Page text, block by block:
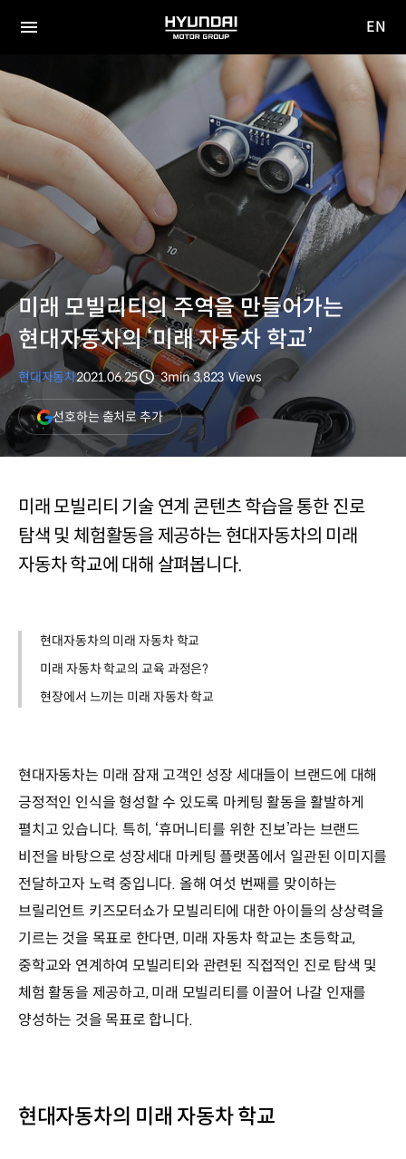
메뉴
HYUNDAI
MOTOR
GROUP
사이
이동
EN
미래 모빌리티의 주역을 만들어가는
현대자동차의 ‘미래 자동차 학교’
현대자동차2021.06.25
분량
3min
조회수
3,823 Views
선호하는 출처로 추가(새
창
열림)
미래 모빌리티 기술 연계 콘텐츠 학습을 통한 진로
탐색 및 체험활동을 제공하는 현대자동차의 미래
자동차 학교에 대해 살펴봅니다.
현대자동차의 미래 자동차 학교
미래 자동차 학교의 교육 과정은?
현장에서 느끼는 미래 자동차 학교
현대자동차는 미래 잠재 고객인 성장 세대들이 브랜드에 대해
긍정적인 인식을 형성할 수 있도록 마케팅 활동을 활발하게
펼치고 있습니다. 특히, ‘휴머니티를 위한 진보’라는 브랜드
비전을 바탕으로 성장세대 마케팅 플랫폼에서 일관된 이미지를
전달하고자 노력 중입니다. 올해 여섯 번째를 맞이하는
브릴리언트 키즈모터쇼가 모빌리티에 대한 아이들의 상상력을
기르는 것을 목표로 한다면, 미래 자동차 학교는 초등학교,
중학교와 연계하여 모빌리티와 관련된 직접적인 진로 탐색 및
체험 활동을 제공하고, 미래 모빌리티를 이끌어 나갈 인재를
양성하는 것을 목표로 합니다.
현대자동차의 미래 자동차 학교